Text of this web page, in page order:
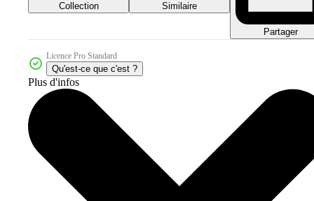
Collection Similaire
Partager
Licence Pro Standard
Qu'est-ce que c'est ?
Plus d'infos